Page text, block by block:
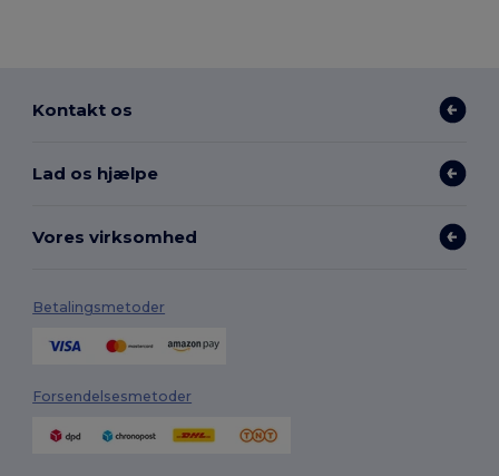
Kontakt os
Lad os hjælpe
Vores virksomhed
Betalingsmetoder
Forsendelsesmetoder